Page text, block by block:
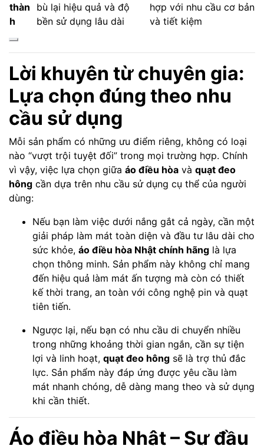
thàn
h
bù lại hiệu quả và độ
bền sử dụng lâu dài
hợp với nhu cầu cơ bản
và tiết kiệm
Lời khuyên từ chuyên gia:
Lựa chọn đúng theo nhu
cầu sử dụng
Mỗi sản phẩm có những ưu điểm riêng, không có loại
nào “vượt trội tuyệt đối” trong mọi trường hợp. Chính
vì vậy, việc lựa chọn giữa áo điều hòa và quạt đeo
hông cần dựa trên nhu cầu sử dụng cụ thể của người
dùng:
Nếu bạn làm việc dưới nắng gắt cả ngày, cần một
giải pháp làm mát toàn diện và đầu tư lâu dài cho
sức khỏe, áo điều hòa Nhật chính hãng là lựa
chọn thông minh. Sản phẩm này không chỉ mang
đến hiệu quả làm mát ấn tượng mà còn có thiết
kế thời trang, an toàn với công nghệ pin và quạt
tiên tiến.
Ngược lại, nếu bạn có nhu cầu di chuyển nhiều
trong những khoảng thời gian ngắn, cần sự tiện
lợi và linh hoạt, quạt đeo hông sẽ là trợ thủ đắc
lực. Sản phẩm này đáp ứng được yêu cầu làm
mát nhanh chóng, dễ dàng mang theo và sử dụng
khi cần thiết.
Áo điều hòa Nhật – Sự đầu